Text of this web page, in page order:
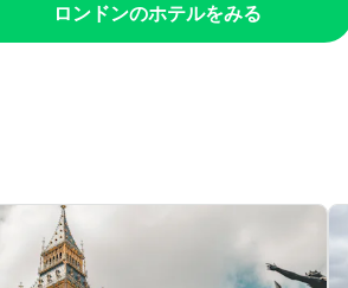
ロンドンのホテルをみる